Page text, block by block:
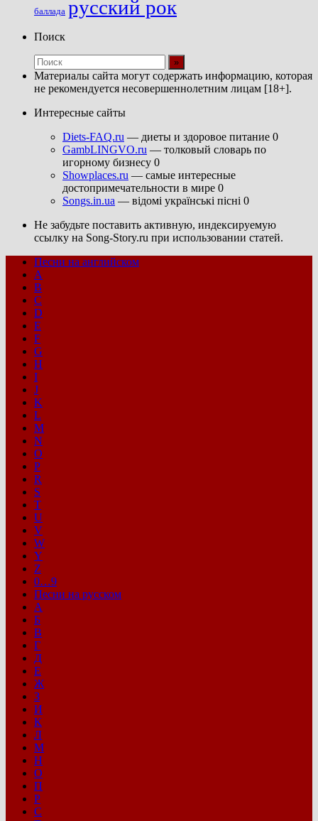
баллада русский рок
Поиск
Материалы сайта могут содержать информацию, которая
не рекомендуется несовершеннолетним лицам [18+].
Интересные сайты
Diets-FAQ.ru — диеты и здоровое питание 0
GambLINGVO.ru — толковый словарь по
игорному бизнесу 0
Showplaces.ru — самые интересные
достопримечательности в мире 0
Songs.in.ua — відомі українські пісні 0
Не забудьте поставить активную, индексируемую
ссылку на Song-Story.ru при использовании статей.
Песни на английском
A
B
C
D
E
F
G
H
I
J
K
L
M
N
O
P
R
S
T
U
V
W
Y
Z
0…9
Песни на русском
А
Б
В
Г
Д
Е
Ж
З
И
К
Л
М
Н
О
П
Р
С